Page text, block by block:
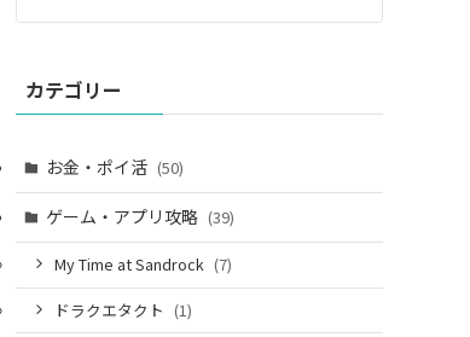
カテゴリー
お金・ポイ活 (50)
ゲーム・アプリ攻略 (39)
My Time at Sandrock (7)
ドラクエタクト (1)